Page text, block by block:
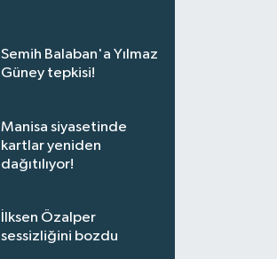
Semih Balaban'a Yılmaz
Güney tepkisi!
Manisa siyasetinde
kartlar yeniden
dağıtılıyor!
İlksen Özalper
sessizliğini bozdu